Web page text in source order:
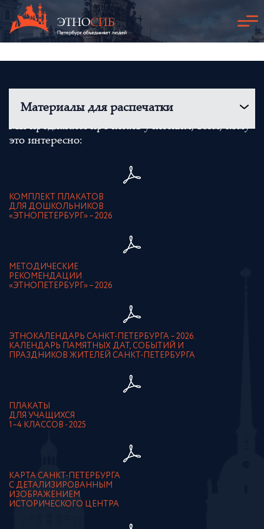
Материалы для распечатки
Мы предлагаем прочитать учителям, всем, кому
это интересно:
КОМПЛЕКТ ПЛАКАТОВ
ДЛЯ ДОШКОЛЬНИКОВ
«ЭТНОПЕТЕРБУРГ» – 2026
МЕТОДИЧЕСКИЕ
РЕКОМЕНДАЦИИ
«ЭТНОПЕТЕРБУРГ» – 2026
ЭТНОКАЛЕНДАРЬ САНКТ-ПЕТЕРБУРГА – 2026.
КАЛЕНДАРЬ ПАМЯТНЫХ ДАТ, СОБЫТИЙ И
ПРАЗДНИКОВ ЖИТЕЛЕЙ САНКТ-ПЕТЕРБУРГА
ПЛАКАТЫ
ДЛЯ УЧАЩИХСЯ
1–4 КЛАССОВ - 2025
КАРТА САНКТ-ПЕТЕРБУРГА
С ДЕТАЛИЗИРОВАННЫМ
ИЗОБРАЖЕНИЕМ
ИСТОРИЧЕСКОГО ЦЕНТРА